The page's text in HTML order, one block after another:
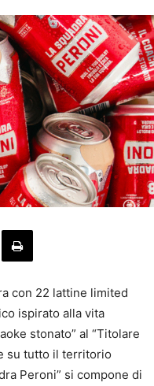
con 22 lattine limited
ispirato alla vita
stonato” al “Titolare
su tutto il territorio
Peroni” si compone di